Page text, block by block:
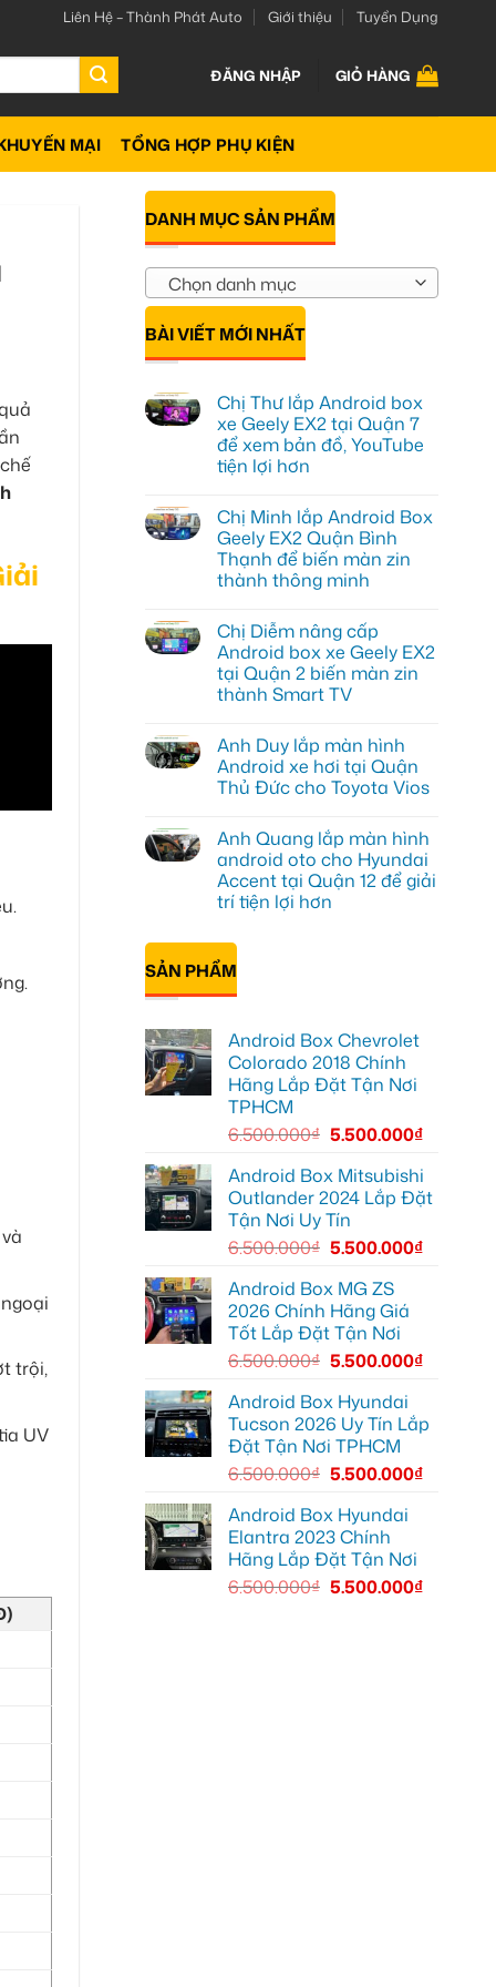
Liên Hệ – Thành Phát Auto Giới thiệu Tuyển Dụng
ĐĂNG NHẬP GIỎ HÀNG
MẠI TỔNG HỢP PHỤ KIỆN
trội,
UV
DANH MỤC SẢN PHẨM
Chọn danh mục
BÀI VIẾT MỚI NHẤT
Chị Thư lắp Android box
xe Geely EX2 tại Quận 7
để xem bản đồ, YouTube
tiện lợi hơn
bình
luận
ở
Chị
Thư
lắp
xe
Geely
EX2
tại
Quận
7
bản
đồ,
YouTube
tiện
Chị Minh lắp Android Box
Geely EX2 Quận Bình
Thạnh để biến màn zin
thành thông minh
bình
luận
ở
Chị
Minh
lắp
Geely
EX2
Quận
Bình
biến
màn
zin
thành
thông
minh
Chị Diễm nâng cấp
Android box xe Geely EX2
tại Quận 2 biến màn zin
thành Smart TV
bình
luận
ở
Chị
cấp
Android
box
xe
Geely
EX2
2
biến
màn
zin
Anh Duy lắp màn hình
Android xe hơi tại Quận
Thủ Đức cho Toyota Vios
bình
luận
ở
Anh
Duy
lắp
hình
xe
hơi
tại
Đức
cho
Toyota
Vios
Anh Quang lắp màn hình
android oto cho Hyundai
Accent tại Quận 12 để giải
trí tiện lợi hơn
có
luận
ở
Anh
màn
hình
android
oto
cho
Hyundai
Accent
tại
để
giải
tiện
hơn
SẢN PHẨM
Android Box Chevrolet
Colorado 2018 Chính
Hãng Lắp Đặt Tận Nơi
TPHCM
6.500.000₫ 5.500.000₫
Android Box Mitsubishi
Outlander 2024 Lắp Đặt
Tận Nơi Uy Tín
6.500.000₫ 5.500.000₫
Android Box MG ZS
2026 Chính Hãng Giá
Tốt Lắp Đặt Tận Nơi
6.500.000₫ 5.500.000₫
Android Box Hyundai
Tucson 2026 Uy Tín Lắp
Đặt Tận Nơi TPHCM
6.500.000₫ 5.500.000₫
Android Box Hyundai
Elantra 2023 Chính
Hãng Lắp Đặt Tận Nơi
6.500.000₫ 5.500.000₫